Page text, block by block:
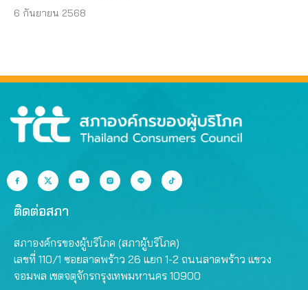
6 กันยายน 2568
ติดต่อสภา
สภาองค์กรของผู้บริโภค (สภาผู้บริโภค)
เลขที่ 110/1 ซอยลาดพร้าว 26 แยก 1-2 ถนนลาดพร้าว แขวง
จอมพล เขตจตุจักรกรุงเทพมหานคร 10900